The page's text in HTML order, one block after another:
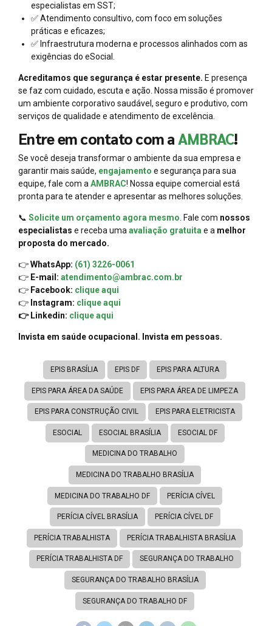
especialistas em SST;
✅ Atendimento consultivo, com foco em soluções
práticas e eficazes;
✅ Infraestrutura moderna e processos alinhados com as
exigências do eSocial.
Acreditamos que segurança é estar presente. E presença
se faz com cuidado, escuta e ação. Nossa missão é promover
um ambiente corporativo saudável, seguro e produtivo, com
serviços de qualidade e atendimento de excelência.
Entre em contato com aAMBRAC!
Se você deseja transformar o ambiente da sua empresa e
garantir mais saúde, engajamento e segurança para sua
equipe, fale com aAMBRAC! Nossa equipe comercial está
pronta para te atender e apresentar as melhores soluções.
📞 Solicite um orçamento agora mesmo. Fale com nossos
especialistas e receba umaavaliação gratuitae a melhor
proposta do mercado.
👉WhatsApp: (61) 3226-0061
👉 E-mail: atendimento@ambrac.com.br
👉 Facebook: clique aqui
👉 Instagram: clique aqui
👉 Linkedin: clique aqui
Invista em saúde ocupacional. Invista em pessoas.
EPIS BRASÍLIA EPIS DF EPIS PARA ALTURA
EPIS PARA ÁREA DA SAÚDE EPIS PARA ÁREA DE LIMPEZA
EPIS PARA CONSTRUÇÃO CIVIL EPIS PARA ELETRICISTA
ESOCIAL ESOCIAL BRASÍLIA ESOCIAL DF
MEDICINA DO TRABALHO
MEDICINA DO TRABALHO BRASÍLIA
MEDICINA DO TRABALHO DF PERÍCIA CÍVEL
PERÍCIA CÍVEL BRASÍLIA PERÍCIA CÍVEL DF
PERÍCIA TRABALHISTA PERÍCIA TRABALHISTA BRASÍLIA
PERÍCIA TRABALHISTA DF SEGURANÇA DO TRABALHO
SEGURANÇA DO TRABALHO BRASÍLIA
SEGURANÇA DO TRABALHO DF